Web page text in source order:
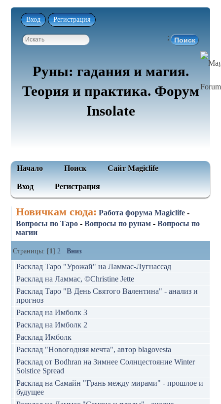
Вход Регистрация
;
Руны: гадания и магия.
Теория и практика. Форум
Insolate
Начало Поиск Сайт Magiclife
Вход Регистрация
Новичкам сюда: Работа форума Magiclife -
Вопросы по Таро -Вопросы по рунам -Вопросы по
магии
Страницы: [1] 2 Вниз
Расклад Таро "Урожай" на Ламмас-Лугнассад
Расклад на Ламмас, ©Christine Jette
Расклад Таро "В День Святого Валентина" - анализ и
прогноз
Расклад на Имболк 3
Расклад на Имболк 2
Расклад Имболк
Расклад "Новогодняя мечта", автор blagovesta
Расклад от Bodhran на Зимнее Солнцестояние Winter
Solstice Spread
Расклад на Самайн "Грань между мирами" - прошлое и
будущее